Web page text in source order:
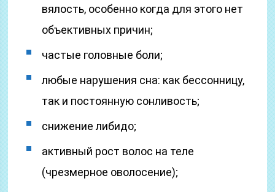
вялость, особенно когда для этого нет
объективных причин;
частые головные боли;
любые нарушения сна: как бессонницу,
так и постоянную сонливость;
снижение либидо;
активный рост волос на теле
(чрезмерное оволосение);